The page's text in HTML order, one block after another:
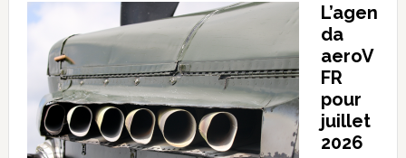
L’agen
da
aeroV
FR
pour
juillet
2026